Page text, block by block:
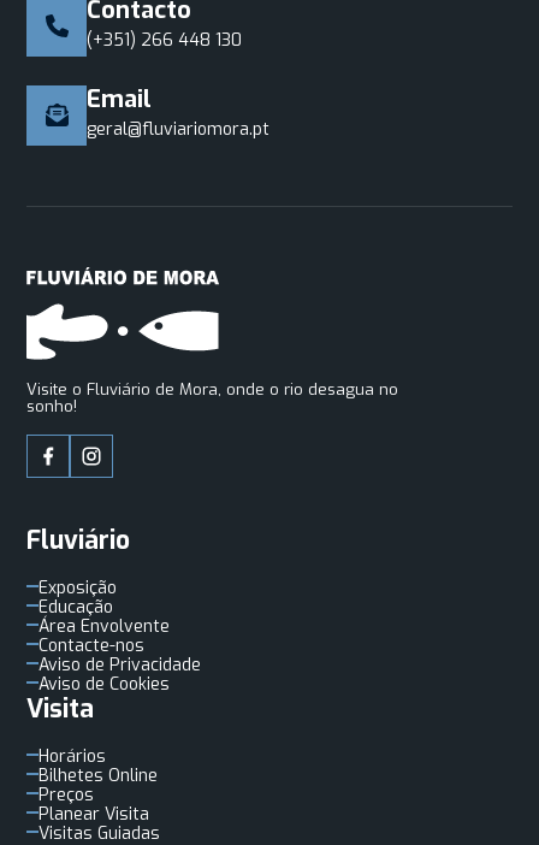
Contacto
(+351) 266 448 130
Email
geral@fluviariomora.pt
Visite o Fluviário de Mora, onde o rio desagua no
sonho!
Fluviário
Exposição
Educação
Área Envolvente
Contacte-nos
Aviso de Privacidade
Aviso de Cookies
Visita
Horários
Bilhetes Online
Preços
Planear Visita
Visitas Guiadas